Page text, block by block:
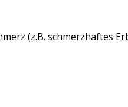
(z.B. schmerzhaftes